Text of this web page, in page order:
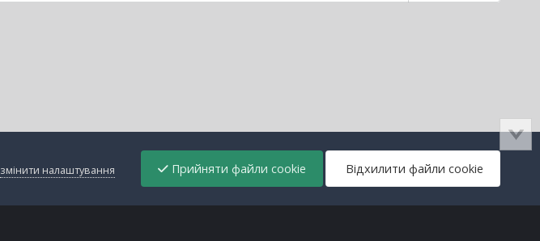
змінити налаштування
Прийняти файли cookie Відхилити файли cookie